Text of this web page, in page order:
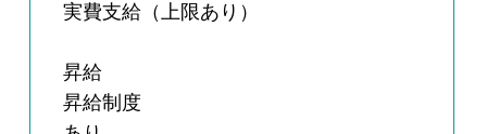
実費支給（上限あり）
昇給
昇給制度